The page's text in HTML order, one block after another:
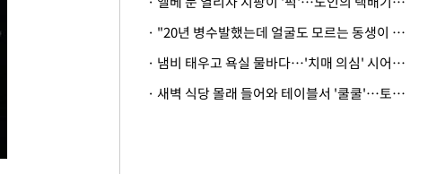
· "20년 병수발했는데 얼굴도 모르는 동생이 유산 절반을"…배다른 형제 상속권 있을까
· 냄비 태우고 욕실 물바다…'치매 의심' 시어머니 검사 권유했다가 '날벼락'
· 새벽 식당 몰래 들어와 테이블서 '쿨쿨'…토사물 남기고 사라진 남성